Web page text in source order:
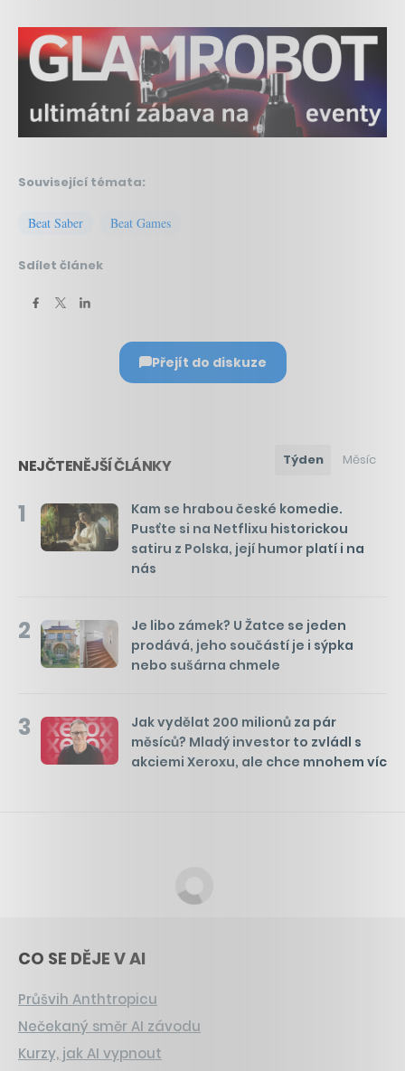
Související témata:
Beat Saber Beat Games
Sdílet článek
Přejít do diskuze
NEJČTENĚJŠÍ ČLÁNKY Týden Měsíc
1
Kam se hrabou české komedie.
Pusťte si na Netflixu historickou
satiru z Polska, její humor platí i na
nás
2
Je libo zámek? U Žatce se jeden
prodává, jeho součástí je i sýpka
nebo sušárna chmele
3
Jak vydělat 200 milionů za pár
měsíců? Mladý investor to zvládl s
akciemi Xeroxu, ale chce mnohem víc
CO SE DĚJE V AI
Průšvih Anthtropicu
Nečekaný směr AI závodu
Kurzy, jak AI vypnout